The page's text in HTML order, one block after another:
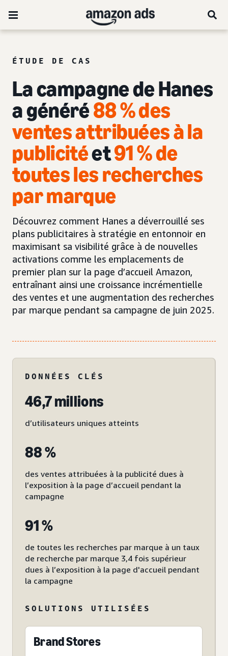
ÉTUDE DE CAS
La campagne de Hanes
a généré88 % des
ventes attribuées à la
publicitéet91 % de
toutes les recherches
par marque
Découvrez comment Hanes a déverrouillé ses
plans publicitaires à stratégie en entonnoir en
maximisant sa visibilité grâce à de nouvelles
activations comme les emplacements de
premier plan sur la page d’accueil Amazon,
entraînant ainsi une croissance incrémentielle
des ventes et une augmentation des recherches
par marque pendant sa campagne de juin 2025.
DONNÉES CLÉS
46,7 millions
d’utilisateurs uniques atteints
88 %
des ventes attribuées à la publicité dues à
l’exposition à la page d’accueil pendant la
campagne
91 %
de toutes les recherches par marque à un taux
de recherche par marque 3,4 fois supérieur
dues à l’exposition à la page d'accueil pendant
la campagne
SOLUTIONS UTILISÉES
Brand Stores